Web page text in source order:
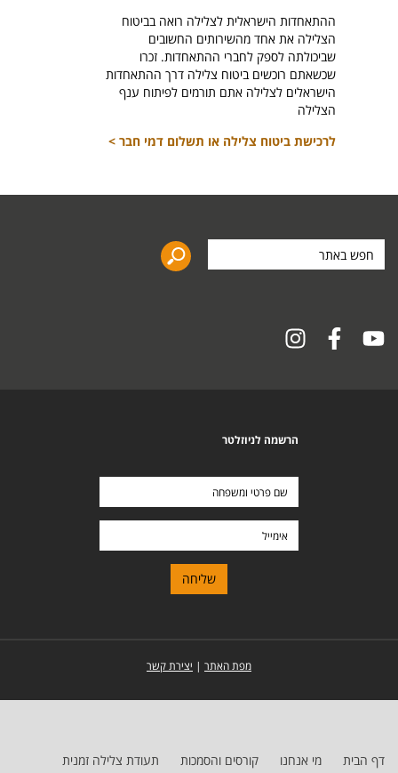
ההתאחדות הישראלית לצלילה רואה בביטוח
הצלילה את אחד מהשירותים החשובים
שביכולתה לספק לחברי ההתאחדות. זכרו
שכשאתם רוכשים ביטוח צלילה דרך ההתאחדות
הישראלים לצלילה אתם תורמים לפיתוח ענף
הצלילה
לרכישת ביטוח צלילה או תשלום דמי חבר >
באתר
הרשמה לניוזלטר
מפת האתר | יצירת קשר
דף הבית מי אנחנו קורסים והסמכות
תעודת צלילה זמנית